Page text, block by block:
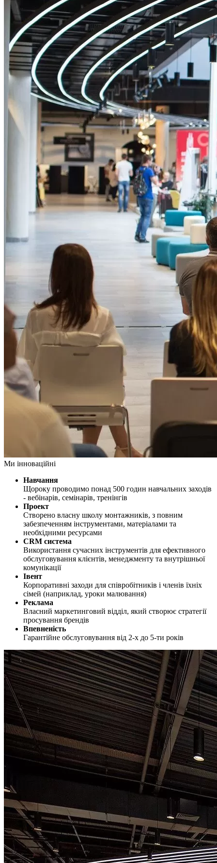
Ми інноваційні
Навчання
Щороку проводимо понад 500 годин навчальних заходів
- вебінарів, семінарів, тренінгів
Проект
Створено власну школу монтажників, з повним
забезпеченням інструментами, матеріалами та
необхідними ресурсами
CRM система
Використання сучасних інструментів для ефективного
обслуговування клієнтів, менеджменту та внутрішньої
комунікації
Івент
Корпоративні заходи для співробітників і членів їхніх
сімей (наприклад, уроки малювання)
Реклама
Власний маркетинговий відділ, який створює стратегії
просування брендів
Впевненість
Гарантійне обслуговування від 2-х до 5-ти років